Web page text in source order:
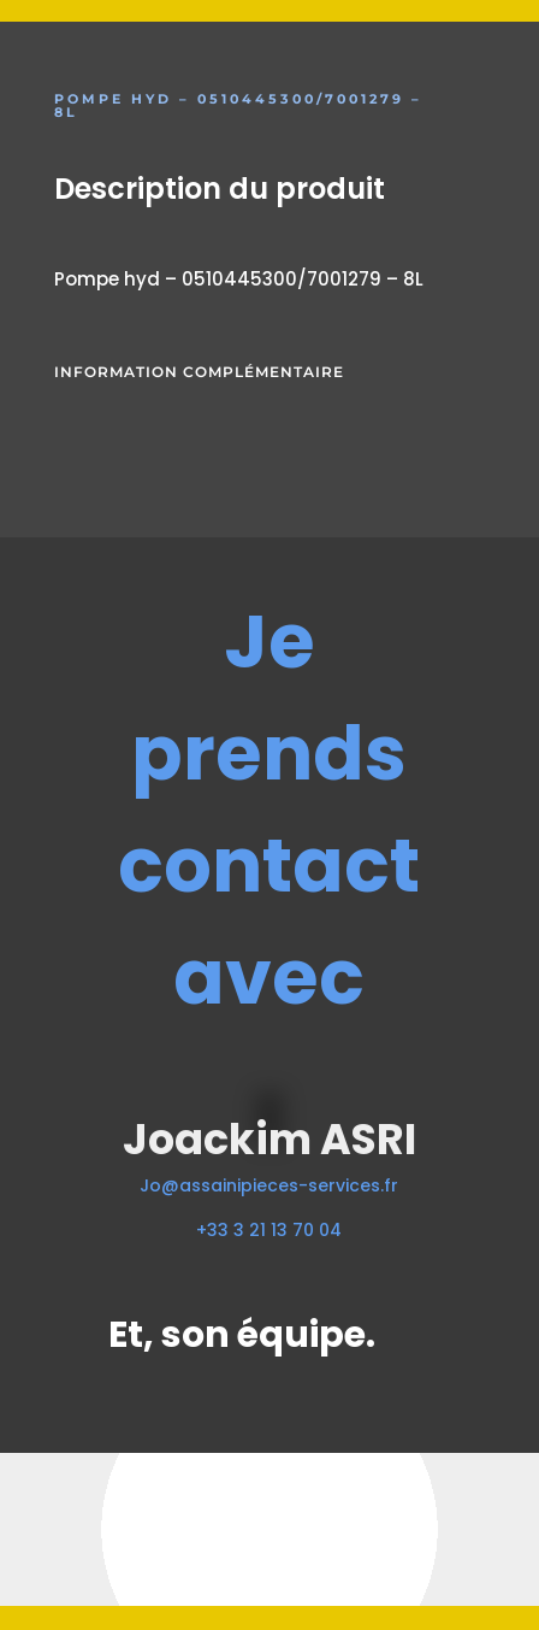
POMPE HYD – 0510445300/7001279 –
8L
Description du produit
Pompe hyd – 0510445300/7001279 – 8L
INFORMATION COMPLÉMENTAIRE
Je
prends
contact
avec
Joackim ASRI
Jo@assainipieces-services.fr
+33 3 21 13 70 04
Et, son équipe.